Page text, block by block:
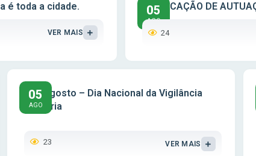
é toda a cidade.
VER MAIS
NOTIFICAÇÃO DE
05
AGO
24
5 de agosto – Dia Nacional da Vigilância
Sanitária
05
AGO
23 VER MAIS